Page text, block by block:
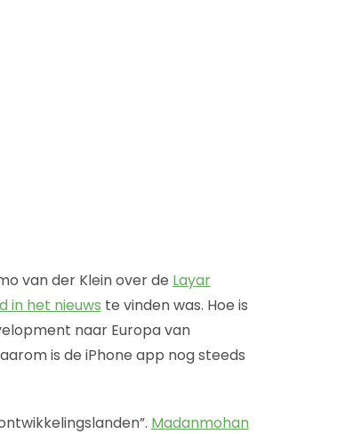
van der Klein over de Layar
in het nieuws te vinden was. Hoe is
naar Europa van
is de iPhone app nog steeds
Madanmohan